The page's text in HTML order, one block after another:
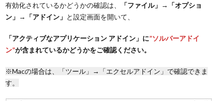
有効化されているかどうかの確認は、
「ファイル」→「オプショ
ン」→「アドイン」 と設定画面を開いて、
「アクティブなアプリケーション アドイン」に”ソルバーアドイ
ン”が含まれているかどうかをご確認ください。
※Macの場合は、「ツール」→「エクセルアドイン」で確認できま
す。